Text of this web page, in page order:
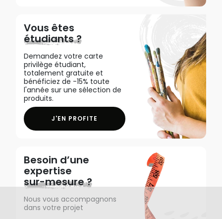
Vous êtes
étudiants ?
Demandez votre carte
privilège étudiant,
totalement gratuite et
bénéficiez de -15% toute
l'année sur une sélection de
produits.
J'EN PROFITE
Besoin d’une
expertise
sur-mesure ?
Nous vous accompagnons
dans votre projet